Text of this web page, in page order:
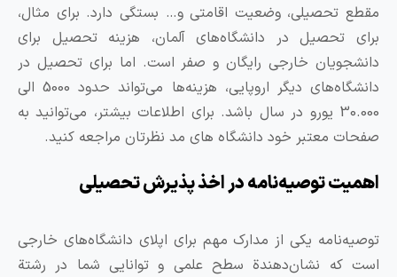
تحصیلی، وضعیت اقامتی و… بستگی دارد. برای مثال،
تحصیل در دانشگاه‌های آلمان، هزینه تحصیل برای
خارجی رایگان و صفر است. اما برای تحصیل در
دانشگاه‌های دیگر اروپایی، هزینه‌ها می‌تواند حدود 5000 الی
30.000 یورو در سال باشد. برای اطلاعات بیشتر، می‌توانید به
معتبر خود دانشگاه های مد نظرتان مراجعه کنید.
توصیه‌نامه در اخذ پذیرش تحصیلی
یکی از مدارک مهم برای اپلای دانشگاه‌های خارجی
که نشان‌دهندة سطح علمی و توانایی شما در رشتة